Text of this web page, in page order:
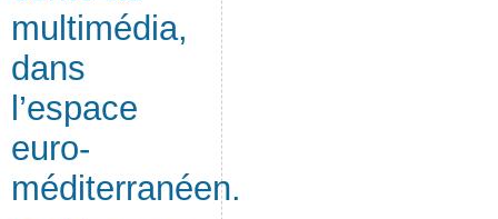
multimédia,
dans
l’espace
euro-
méditerranéen.